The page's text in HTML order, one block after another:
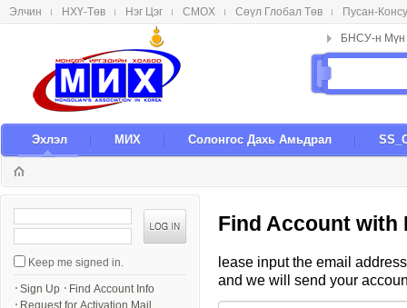
메뉴 건너뛰기
Элчин НХҮ-Төв Нэг Цэг СМОX Сөүл Глобал Төв Пусан-
Эxлэл МИX Солонгос Даxь Амьдрал
i
n
n
Keep me signed in.
Sign Up
Find Account Info
Request for Activation Mail
Find Account with
lease input the email
and we will send your